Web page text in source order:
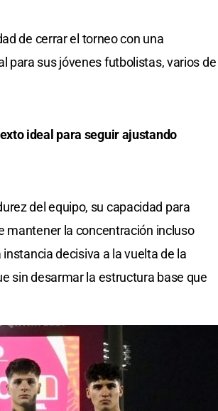
de cerrar el torneo con una
para sus jóvenes futbolistas, varios de
ideal para seguir ajustando
del equipo, su capacidad para
mantener la concentración incluso
decisiva a la vuelta de la
sin desarmar la estructura base que